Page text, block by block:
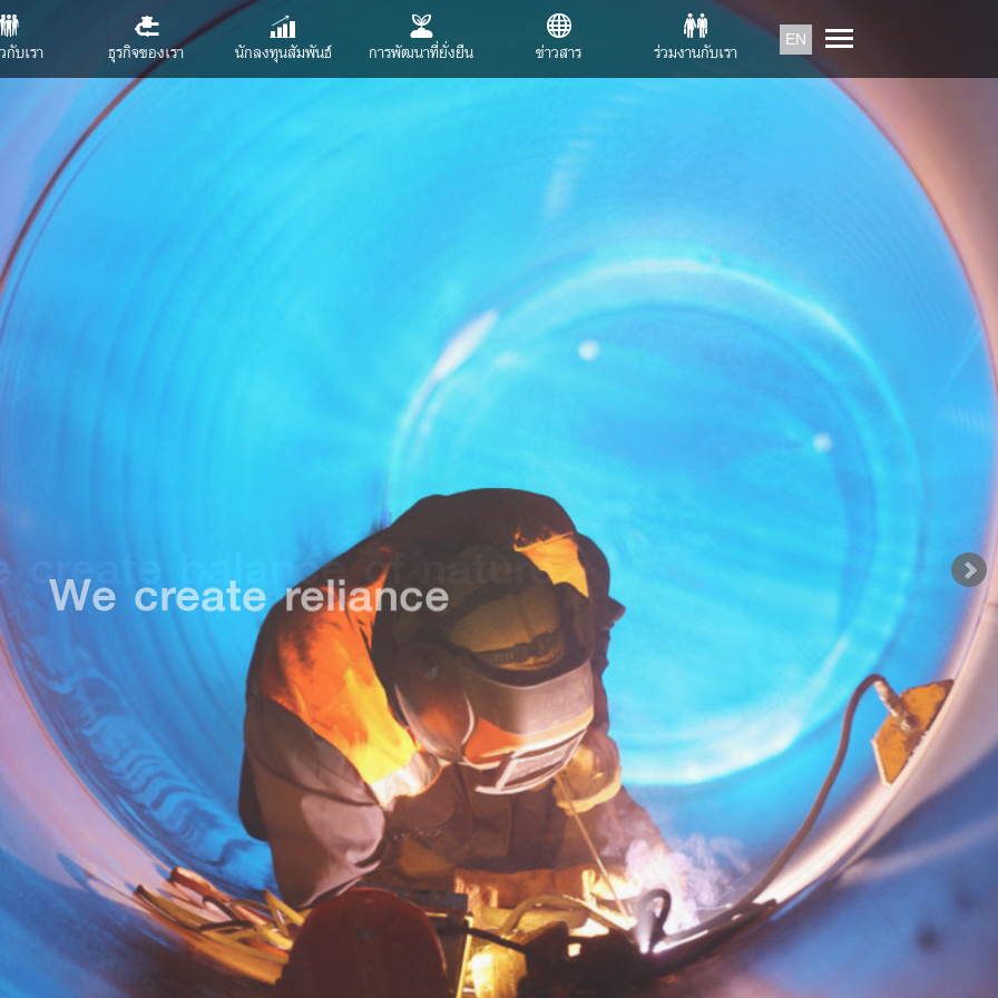
กับเรา ธุรกิจของเรา นักลงทุนสัมพันธ์ การพัฒนาที่ยั่งยืน ข่าวสาร ร่วมงานกับเรา
EN
We create reliance